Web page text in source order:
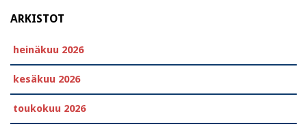
ARKISTOT
heinäkuu 2026
kesäkuu 2026
toukokuu 2026